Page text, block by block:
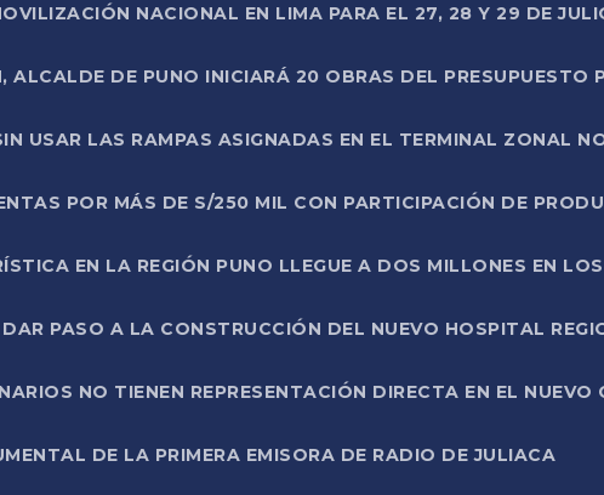
NACIONAL EN LIMA PARA EL 27, 28 Y 29 DE
ALCALDE DE PUNO INICIARÁ 20 OBRAS DEL PRESUPUESTO
USAR LAS RAMPAS ASIGNADAS EN EL TERMINAL ZONAL
POR MÁS DE S/250 MIL CON PARTICIPACIÓN DE
EN LA REGIÓN PUNO LLEGUE A DOS MILLONES EN
PASO A LA CONSTRUCCIÓN DEL NUEVO HOSPITAL
NO TIENEN REPRESENTACIÓN DIRECTA EN EL NUEVO
DE LA PRIMERA EMISORA DE RADIO DE JULIACA